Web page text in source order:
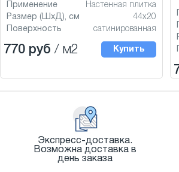
Применение
Настенная плитка
Размер (ШхД), см
44x20
Поверхность
сатинированная
770 руб / м2 Купить
Экспресс-доставка.
Возможна доставка в
день заказа